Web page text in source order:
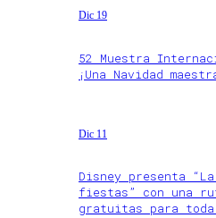
Dic 19
52 Muestra
¡Una Navidad
Dic 11
Disney presenta
fiestas” con una
gratuitas para